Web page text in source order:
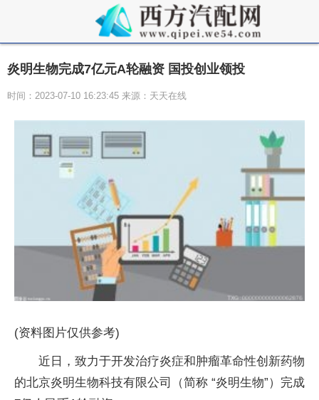
炎明生物完成7亿元A轮融资 国投创业领投
时间：2023-07-10 16:23:45 来源：天天在线
(资料图片仅供参考)
近日，致力于开发治疗炎症和肿瘤革命性创新药物
的北京炎明生物科技有限公司（简称 “炎明生物”）完成